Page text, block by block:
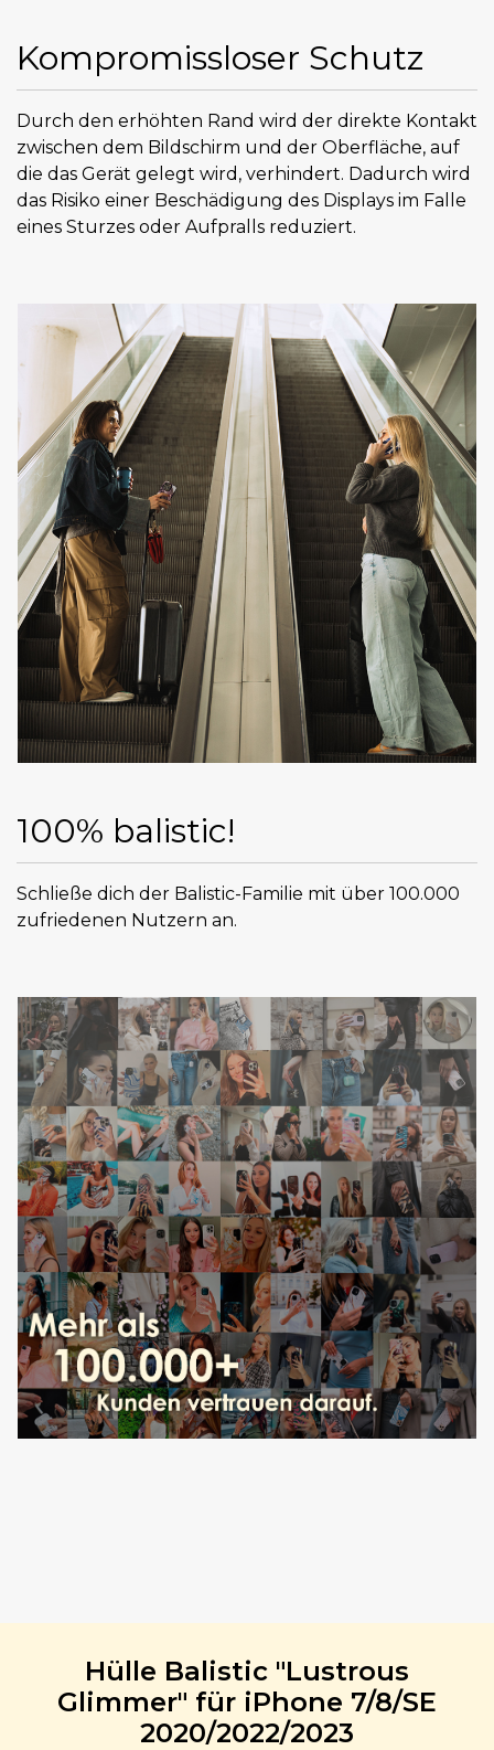
Kompromissloser Schutz
Durch den erhöhten Rand wird der direkte Kontakt
zwischen dem Bildschirm und der Oberfläche, auf
die das Gerät gelegt wird, verhindert. Dadurch wird
das Risiko einer Beschädigung des Displays im Falle
eines Sturzes oder Aufpralls reduziert.
100% balistic!
Schließe dich der Balistic-Familie mit über 100.000
zufriedenen Nutzern an.
Hülle Balistic "Lustrous
Glimmer" für iPhone 7/8/SE
2020/2022/2023